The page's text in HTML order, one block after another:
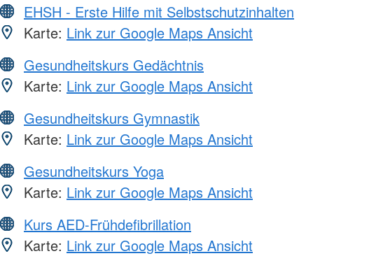
EHSH - Erste Hilfe mit Selbstschutzinhalten
Karte: Link zur Google Maps Ansicht
Gesundheitskurs Gedächtnis
Karte: Link zur Google Maps Ansicht
Gesundheitskurs Gymnastik
Karte: Link zur Google Maps Ansicht
Gesundheitskurs Yoga
Karte: Link zur Google Maps Ansicht
Kurs AED-Frühdefibrillation
Karte: Link zur Google Maps Ansicht